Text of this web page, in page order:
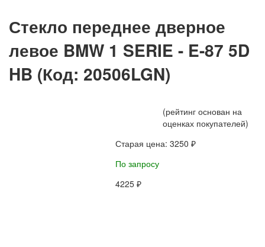
Стекло переднее дверное
левое BMW 1 SERIE - E-87 5D
HB (Код: 20506LGN)
(рейтинг основан на
оценках покупателей)
Старая цена: 3250 ₽
По запросу
4225 ₽